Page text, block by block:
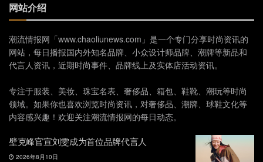
网站介绍
潮流情报网「www.chaoliunews.com」是一个专门分享时尚资讯的
网站，每日播报国内外知名品牌、小众设计师品牌、潮牌等新品和
代言人资讯，近期时尚事件、品牌线上及实体店活动资讯。
专注于服装、美妆、珠宝名表、奢侈品、箱包、鞋靴、潮玩等时尚
领域。如果你也喜欢浏览时尚资讯，对奢侈品、潮牌、球鞋文化等
内容感兴趣！欢迎关注潮流情报网的每日动态。
壁克峰官宣刘雯成为首位品牌代言人
2026年8月10日